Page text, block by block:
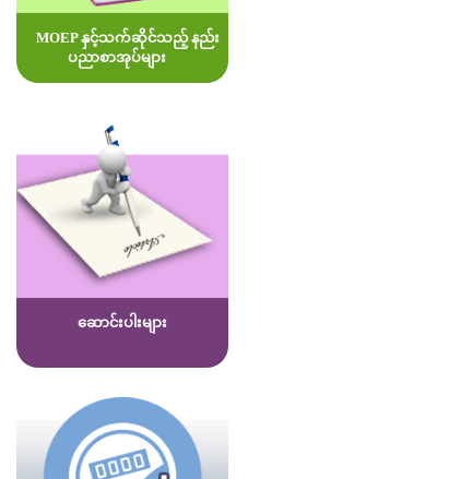
MOEP နှင့်သက်ဆိုင်သည့် နည်း
ပညာစာအုပ်များ
ဆောင်းပါးများ